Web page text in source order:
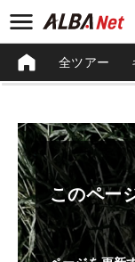
全ツアー
このペー